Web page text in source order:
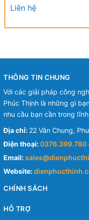
Điện Nylon (Đực) KST
1.5 mm - NYLON-FULLY
Liên hệ
THÔNG TIN CHUNG
Với các giải pháp công
Phúc Thịnh là những gì
nhu cầu bạn cần trong
Địa chỉ: 22 Văn Chung,
Điện thoại:0376.399.780
Email:
Website:
CHÍNH SÁCH
HỖ TRỢ